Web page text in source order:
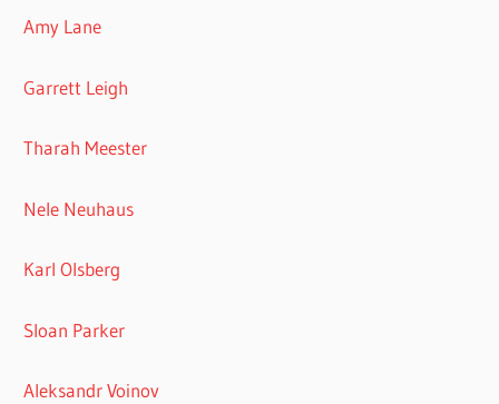
Amy Lane
Garrett Leigh
Tharah Meester
Nele Neuhaus
Karl Olsberg
Sloan Parker
Aleksandr Voinov